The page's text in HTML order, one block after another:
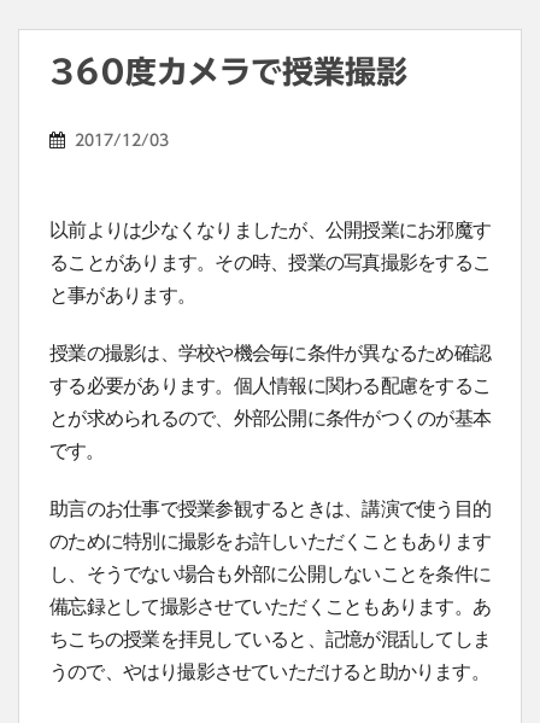
360度カメラで授業撮影
2017/12/03
以前よりは少なくなりましたが、公開授業にお邪魔す
ることがあります。その時、授業の写真撮影をするこ
と事があります。
授業の撮影は、学校や機会毎に条件が異なるため確認
する必要があります。個人情報に関わる配慮をするこ
とが求められるので、外部公開に条件がつくのが基本
です。
助言のお仕事で授業参観するときは、講演で使う目的
のために特別に撮影をお許しいただくこともあります
し、そうでない場合も外部に公開しないことを条件に
備忘録として撮影させていただくこともあります。あ
ちこちの授業を拝見していると、記憶が混乱してしま
うので、やはり撮影させていただけると助かります。